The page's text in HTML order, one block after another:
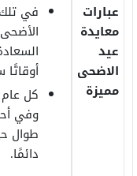
عبارات
معايدة
عيد
الاضحى
مميزة
في
كل عام
وفي
طوال
دائمًا.